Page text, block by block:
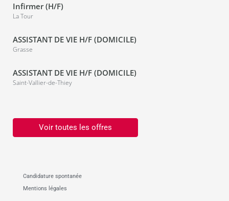
Infirmer (H/F)
La Tour
ASSISTANT DE VIE H/F (DOMICILE)
Grasse
ASSISTANT DE VIE H/F (DOMICILE)
Saint-Vallier-de-Thiey
Voir toutes les offres
Candidature spontanée
Mentions légales